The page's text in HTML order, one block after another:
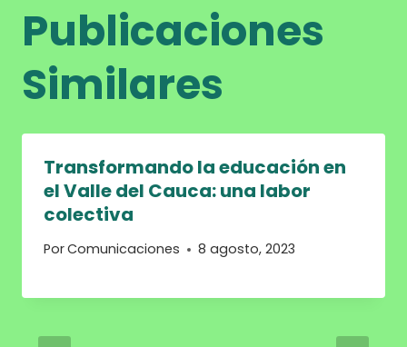
Publicaciones
Similares
Transformando la educación en
el Valle del Cauca: una labor
colectiva
PorComunicaciones 8 agosto, 2023